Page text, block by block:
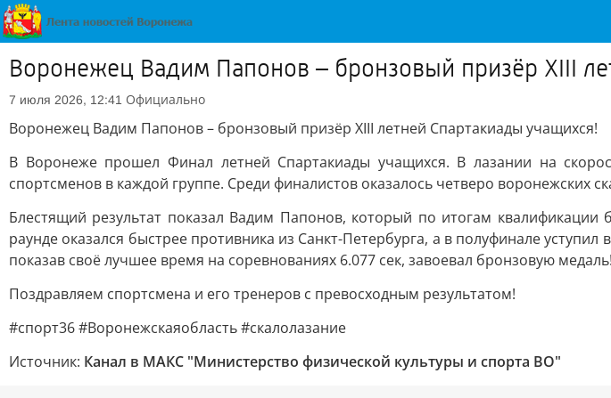
Воронежец Вадим Папонов – бронзовый призёр XIII
7 июля 2026, 12:41 Официально
Воронежец Вадим Папонов – бронзовый призёр XIII летней Спартакиады учащихся!
В Воронеже прошел Финал летней Спартакиады учащихся. В лазании на
спортсменов в каждой группе. Среди финалистов оказалось четверо воронежских
Блестящий результат показал Вадим Папонов, который по итогам
раунде оказался быстрее противника из Санкт-Петербурга, а в полуфинале
показав своё лучшее время на соревнованиях 6.077 сек, завоевал бронзовую медаль!
Поздравляем спортсмена и его тренеров с превосходным результатом!
#спорт36 #Воронежскаяобласть #скалолазание
Источник: Канал в МАКС "Министерство физической культуры и спорта ВО"